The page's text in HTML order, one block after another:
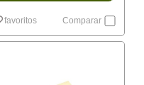
favoritos Comparar